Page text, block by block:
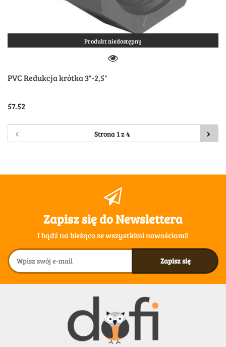
Produkt niedostępny
PVC Redukcja krótka 3"-2,5"
57.52
Zapisz się do Newslettera
I bądź na bieżąco ze wszystkimi nowościami!